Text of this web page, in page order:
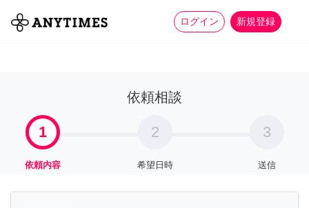
ログイン 新規登録
全て 家事 more_horiz
依頼相談
1
依頼内容
2
希望日時
3
送信